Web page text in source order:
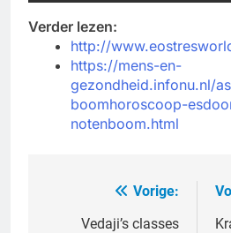
Verder lezen:
http://
https://mens-en-
gezondheid.infonu.nl/
boomhoroscoop-
notenboom.html
navigatie
Vorige:
Vedaji’s classes